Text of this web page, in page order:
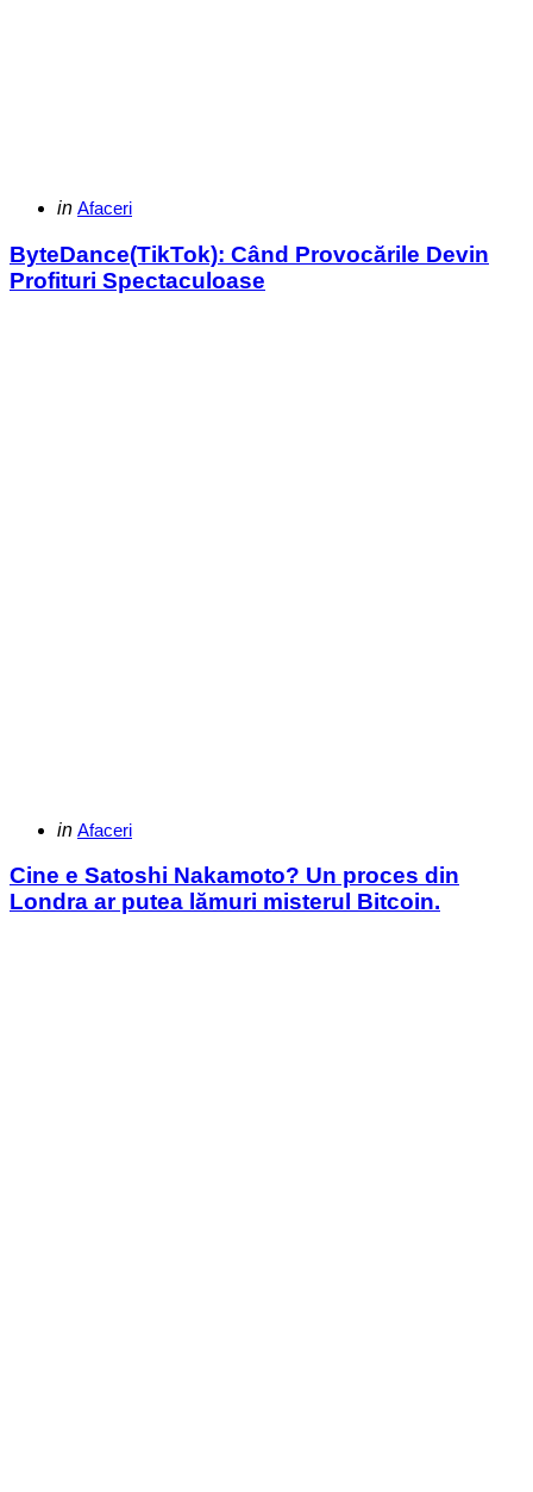
Categories
Posted
in Afaceri
ByteDance(TikTok): Când Provocările Devin
Profituri Spectaculoase
Categories
Posted
in Afaceri
Cine e Satoshi Nakamoto? Un proces din
Londra ar putea lămuri misterul Bitcoin.